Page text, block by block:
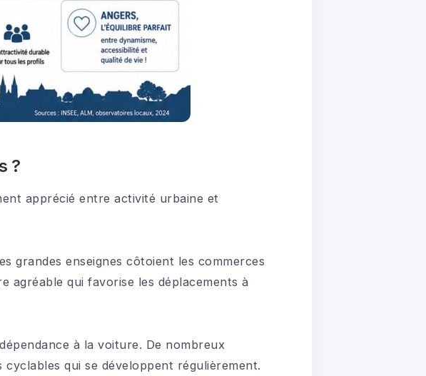
?
apprécié entre activité urbaine et
grandes enseignes côtoient les commerces
agréable qui favorise les déplacements à
à la voiture. De nombreux
qui se développent régulièrement.